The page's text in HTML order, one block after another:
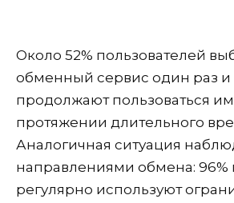
Около 52% пользователей
обменный сервис один раз и
продолжают пользоваться
протяжении длительного
Аналогичная ситуация
направлениями обмена: 96%
регулярно используют